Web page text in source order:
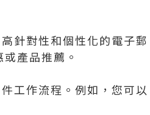
針對性和個性化的電子郵
產品推薦。
工作流程。例如，您可以